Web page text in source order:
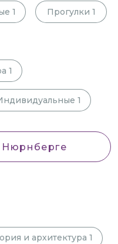
1 Прогулки 1
1
1
Нюрнберге
и архитектура 1